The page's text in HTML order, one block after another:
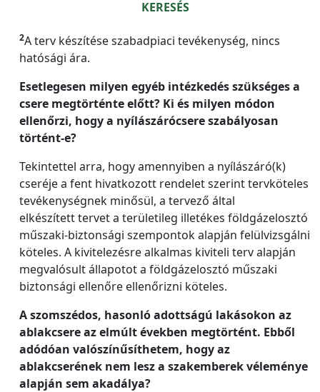
KERESÉS
2Aterv készítése szabadpiaci tevékenység, nincs
hatósági ára.
Esetlegesen milyen egyéb intézkedés szükséges a
csere megtörténte előtt? Ki és milyen módon
ellenőrzi, hogy a nyílászárócsere szabályosan
történt-e?
Tekintettel arra, hogy amennyiben a nyílászáró(k)
cseréje a fent hivatkozott rendelet szerint tervköteles
tevékenységnek minősül, a tervező által
elkészített tervet a területileg illetékes földgázelosztó
műszaki-biztonsági szempontok alapján felülvizsgálni
köteles. A kivitelezésre alkalmas kiviteli terv alapján
megvalósult állapotot a földgázelosztó műszaki
biztonsági ellenőre ellenőrizni köteles.
A szomszédos, hasonló adottságú lakásokon az
ablakcsere az elmúlt években megtörtént. Ebből
adódóan valószínűsíthetem, hogy az
ablakcserének nem lesz a szakemberek véleménye
alapján sem akadálya?